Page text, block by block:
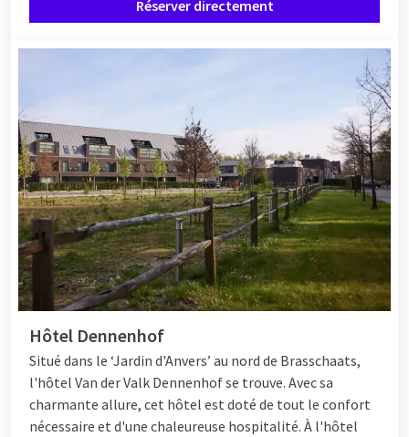
Réserver directement
Hôtel Dennenhof
Situé dans le ‘Jardin d'Anvers’ au nord de Brasschaats,
l'hôtel Van der Valk Dennenhof se trouve. Avec sa
charmante allure, cet hôtel est doté de tout le confort
nécessaire et d'une chaleureuse hospitalité. À l'hôtel